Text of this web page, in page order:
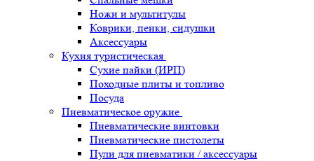
Ножи и мультитулы
Коврики, пенки, сидушки
Аксессуары
Кухня туристическая
Сухие пайки (ИРП)
Походные плиты и топливо
Посуда
Пневматическое оружие
Пневматические винтовки
Пневматические пистолеты
Пули для пневматики / аксессуары